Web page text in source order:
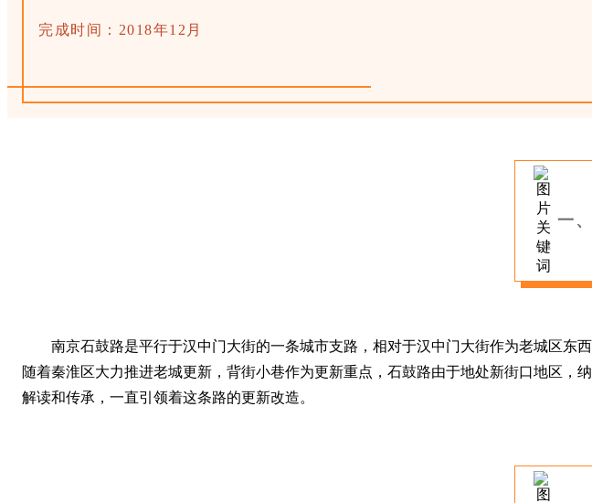
完成时间：2018年12月
一
南京石鼓路是平行于汉中门大街的一条城市支路，相对于汉中门大街作为老城区东
随着秦淮区大力推进老城更新，背街小巷作为更新重点，石鼓路由于地处新街口地区
解读和传承，一直引领着这条路的更新改造。